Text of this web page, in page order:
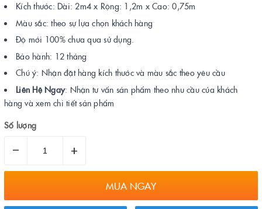
Kích thước: Dài: 2m4 x Rộng: 1,2m x Cao: 0,75m
Màu sắc: theo sự lựa chọn khách hàng
Độ mới 100% chưa qua sử dụng.
Bảo hành: 12 tháng
Chú ý: Nhận đặt hàng kích thước và màu sắc theo yêu cầu
Liên Hệ Ngay: Nhận tư vấn sản phẩm theo nhu cầu của khách
hàng và xem chi tiết sản phẩm
Số lượng
– +
MUA NGAY